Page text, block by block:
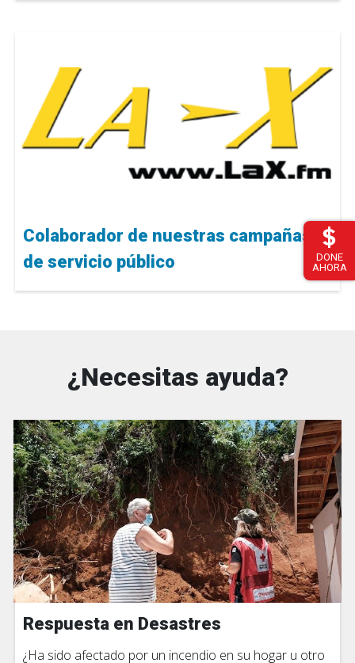
DONE
AHORA
Colaborador de nuestras campañas
de servicio público
¿Necesitas ayuda?​
Respuesta en Desastres
¿Ha sido afectado por un incendio en su hogar u otro